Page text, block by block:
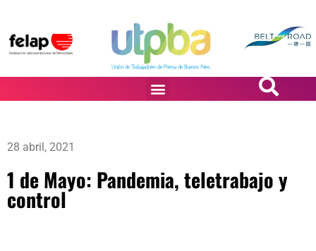
28 abril, 2021
1 de Mayo: Pandemia, teletrabajo y
control